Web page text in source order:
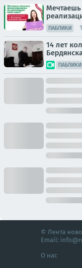
ПАБЛИКИ
14 лет
ПАБЛИКИ
© Лента
Email:
О нас